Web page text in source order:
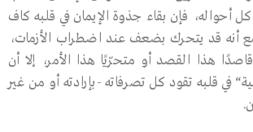
أحواله، فإن بقاء جذوة الإيمان في قلبه كاف
أنه قد يتحرك بضعف عند اضطراب الأزمات،
هذا القصد أو متحرّيًا هذا الأمر، إلا أن
“ في قلبه تقود كل تصرفاته -بإرادته أو من غير